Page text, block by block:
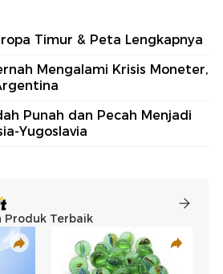
Timur & Peta Lengkapnya
Mengalami Krisis Moneter,
Punah dan Pecah Menjadi
Yugoslavia